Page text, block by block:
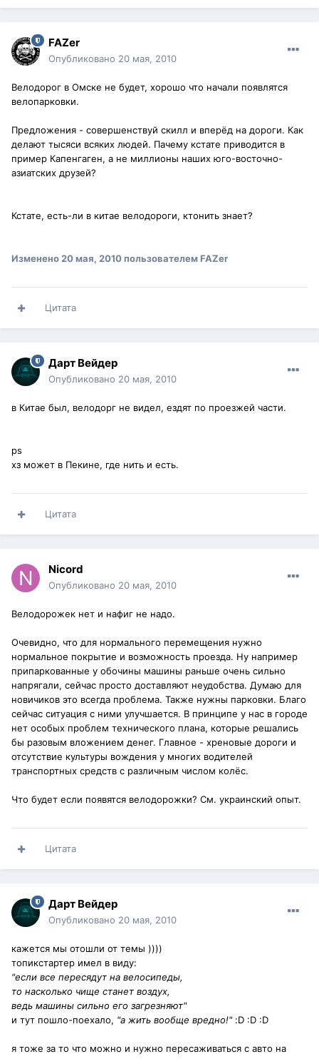
FAZer
Опубликовано 20 мая, 2010
Велодорог в Омске не будет, хорошо что начали появлятся
велопарковки.
Предложения - совершенствуй скилл и вперёд на дороги. Как
делают тысяси всяких людей. Пачему кстате приводится в
пример Капенгаген, а не миллионы наших юго-восточно-
азиатских друзей?
Кстате, есть-ли в китае велодороги, ктонить знает?
Изменено20 мая, 2010пользователем FAZer
Цитата
Дарт Вейдер
Опубликовано 20 мая, 2010
в Китае был, велодорг не видел, ездят по проезжей части.
ps
хз может в Пекине, где нить и есть.
Цитата
Nicord
Опубликовано 20 мая, 2010
Велодорожек нет и нафиг не надо.
Очевидно, что для нормального перемещения нужно
нормальное покрытие и возможность проезда. Ну например
припаркованные у обочины машины раньше очень сильно
напрягали, сейчас просто доставляют неудобства. Думаю для
новичиков это всегда проблема. Также нужны парковки. Благо
сейчас ситуация с ними улучшается. В принципе у нас в городе
нет особых проблем технического плана, которые решались
бы разовым вложением денег. Главное - хреновые дороги и
отсутствие культуры вождения у многих водителей
транспортных средств с различным числом колёс.
Что будет если появятся велодорожки? См. украинский опыт.
Цитата
Дарт Вейдер
Опубликовано 20 мая, 2010
кажется мы отошли от темы ))))
топикстартер имел в виду:
"если все пересядут на велосипеды,
то насколько чище станет воздух,
ведь машины сильно его загрезняют"
и тут пошло-поехало, "а жить вообще вредно!":D :D :D
я тоже за то что можно и нужно пересаживаться с авто на